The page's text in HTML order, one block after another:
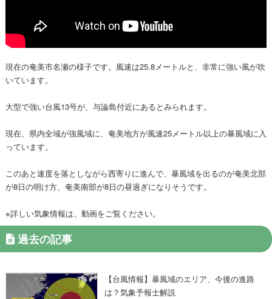
現在の奄美市名瀬の様子です。風速は25.8メートルと、非常に強い風が吹
いています。
大型で強い台風13号が、与論島付近にあるとみられます。
現在、県内全域が強風域に、奄美地方が風速25メートル以上の暴風域に入
っています。
このあと速度を落としながら西寄りに進んで、暴風域を出るのが奄美北部
が8日の明け方、奄美南部が8日の昼過ぎになりそうです。
※詳しい気象情報は、動画をご覧ください。
過去の記事
【台風情報】暴風域のエリア、今後の進路
は？気象予報士解説